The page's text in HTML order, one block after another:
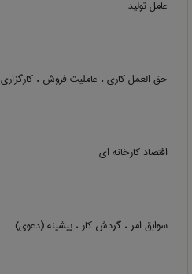
عامل تولید
حق العمل کاری ، عاملیت فروش ، کارگزاری
اقتصاد کارخانه ای
سوابق امر ، گردش کار ، پیشینه (دعوی)